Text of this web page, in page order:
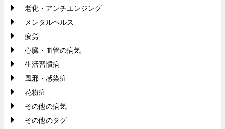
老化・アンチエンジング
メンタルヘルス
疲労
心臓・血管の病気
生活習慣病
風邪・感染症
花粉症
その他の病気
その他のタグ